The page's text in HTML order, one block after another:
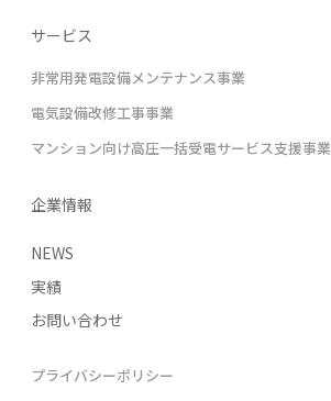
サービス
非常用発電設備メンテナンス事業
電気設備改修工事事業
マンション向け高圧一括受電サービス支援事業
企業情報
NEWS
実績
お問い合わせ
プライバシーポリシー